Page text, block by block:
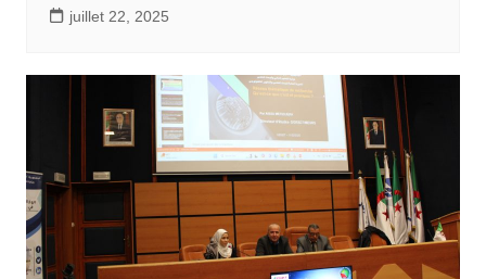
juillet 22, 2025